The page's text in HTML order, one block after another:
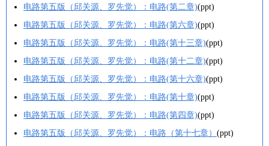
电路第五版（邱关源、罗先觉）：电路(第二章)(ppt)
电路第五版（邱关源、罗先觉）：电路(第六章)(ppt)
电路第五版（邱关源、罗先觉）：电路(第十三章)(ppt)
电路第五版（邱关源、罗先觉）：电路(第十二章)(ppt)
电路第五版（邱关源、罗先觉）：电路(第十六章)(ppt)
电路第五版（邱关源、罗先觉）：电路(第十章)(ppt)
电路第五版（邱关源、罗先觉）：电路(第四章)(ppt)
电路第五版（邱关源、罗先觉）：电路（第十七章） (ppt)